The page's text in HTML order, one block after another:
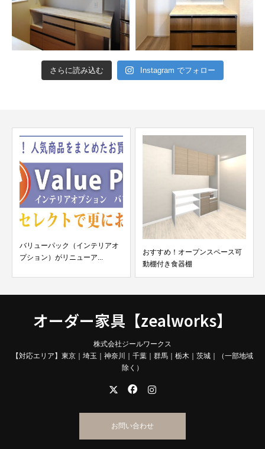
さらに読み込む Instagram でフォロー
バリューパック（インテリアオ
プション）がリニューア...
おすすめ！オープンスペース可
動棚付き食器棚
オーダー家具【zealworks】
株式会社ジールワークス
【対応エリア】東京｜埼玉｜神奈川｜千葉｜群馬｜栃木｜茨城｜（一部地域
除く）
お問い合わせ